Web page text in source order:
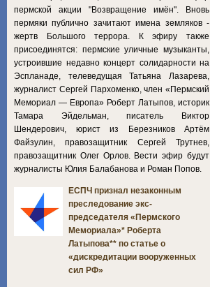
пермской акции "Возвращение имён". Вновь
пермяки публично зачитают имена земляков -
жертв Большого террора. К эфиру также
присоединятся: пермские уличные музыканты,
устроившие недавно концерт солидарности на
Эспланаде, телеведущая Татьяна Лазарева,
журналист Сергей Пархоменко, член «Пермский
Мемориал — Европа» Роберт Латыпов, историк
Тамара Эйдельман, писатель Виктор
Шендерович, юрист из Березников Артём
Файзулин, правозащитник Сергей Трутнев,
правозащитник Олег Орлов. Вести эфир будут
журналисты Юлия Балабанова и Роман Попов.
ЕСПЧ признал незаконным
преследование экс-
председателя «Пермского
Мемориала»* Роберта
Латыпова** по статье о
«дискредитации вооруженных
сил РФ»